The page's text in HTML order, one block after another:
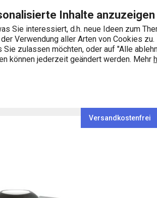
Inhalte anzuzeigen
Sie interessiert, d.h. neue Ideen zum
Verwendung aller Arten von Cookies
zulassen möchten, oder auf "Alle
können jederzeit geändert werden. Mehr
Zum Hauptinhalt springen
Zur Suche springen
Zur Navigation springen
Wonach suchen Sie?
Versandkostenfrei